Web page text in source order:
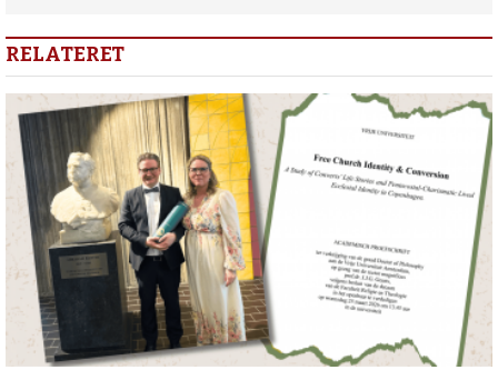
RELATERET